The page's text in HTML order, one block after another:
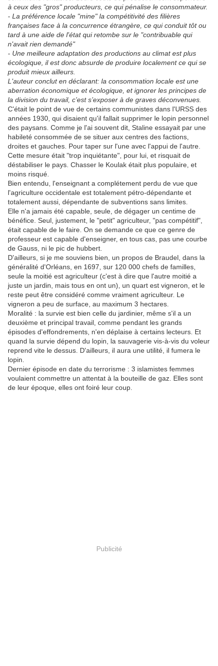
à ceux des "gros" producteurs, ce qui pénalise le consommateur.
- La préférence locale "mine" la compétitivité des filières
françaises face à la concurrence étrangère, ce qui conduit tôt ou
tard à une aide de l'état qui retombe sur le "contribuable qui
n'avait rien demandé"
- Une meilleure adaptation des productions au climat est plus
écologique, il est donc absurde de produire localement ce qui se
produit mieux ailleurs.
L'auteur conclut en déclarant: la consommation locale est une
aberration économique et écologique, et ignorer les principes de
la division du travail, c’est s’exposer à de graves déconvenues.
C'était le point de vue de certains communistes dans l'URSS des
années 1930, qui disaient qu'il fallait supprimer le lopin personnel
des paysans. Comme je l'ai souvent dit, Staline essayait par une
habileté consommée de se situer aux centres des factions,
droites et gauches. Pour taper sur l'une avec l'appui de l'autre.
Cette mesure était "trop inquiétante", pour lui, et risquait de
déstabiliser le pays. Chasser le Koulak était plus populaire, et
moins risqué.
Bien entendu, l'enseignant a complétement perdu de vue que
l'agriculture occidentale est totalement pétro-dépendante et
totalement aussi, dépendante de subventions sans limites.
Elle n'a jamais été capable, seule, de dégager un centime de
bénéfice. Seul, justement, le "petit" agriculteur, "pas compétitif",
était capable de le faire. On se demande ce que ce genre de
professeur est capable d'enseigner, en tous cas, pas une courbe
de Gauss, ni le pic de hubbert.
D'ailleurs, si je me souviens bien, un propos de Braudel, dans la
généralité d'Orléans, en 1697, sur 120 000 chefs de familles,
seule la moitié est agriculteur (c'est à dire que l'autre moitié a
juste un jardin, mais tous en ont un), un quart est vigneron, et le
reste peut être considéré comme vraiment agriculteur. Le
vigneron a peu de surface, au maximum 3 hectares.
Moralité : la survie est bien celle du jardinier, même s'il a un
deuxième et principal travail, comme pendant les grands
épisodes d'effondrements, n'en déplaise à certains lecteurs. Et
quand la survie dépend du lopin, la sauvagerie vis-à-vis du voleur
reprend vite le dessus. D'ailleurs, il aura une utilité, il fumera le
lopin.
Dernier épisode en date du terrorisme : 3 islamistes femmes
voulaient commettre un attentat à la bouteille de gaz. Elles sont
de leur époque, elles ont foiré leur coup.
Publicité